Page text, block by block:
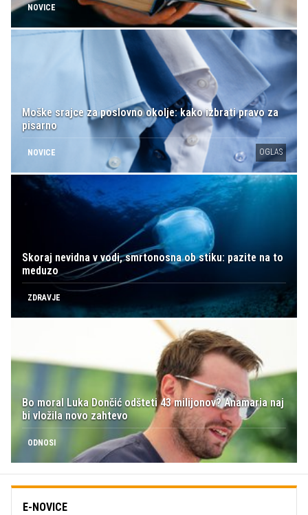
NOVICE
Moške srajce za poslovno okolje: kako izbrati pravo za
pisarno
NOVICE OGLAS
Skoraj nevidna v vodi, smrtonosna ob stiku: pazite na to
meduzo
ZDRAVJE
Bo moral Luka Dončić odšteti 43 milijonov? Anamaria naj
bi vložila novo zahtevo
ODNOSI
E-NOVICE